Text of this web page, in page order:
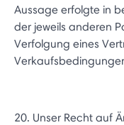
Aussage erfolgte in
der jeweils anderen
Verfolgung eines
20. Unser Recht auf